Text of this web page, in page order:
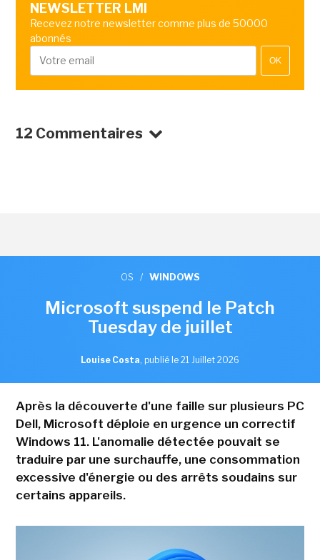
NEWSLETTER LMI
Recevez notre newsletter comme plus de 50000
abonnés
OK
12 Commentaires
OS / WINDOWS
Microsoft suspend le Patch
Tuesday de juillet
Louise Costa, publié le 21 Juillet 2026
Après la découverte d'une faille sur plusieurs PC
Dell, Microsoft déploie en urgence un correctif
Windows 11. L'anomalie détectée pouvait se
traduire par une surchauffe, une consommation
excessive d'énergie ou des arrêts soudains sur
certains appareils.